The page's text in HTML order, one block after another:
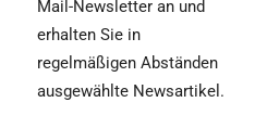
Mail-Newsletter an und
erhalten Sie in
regelmäßigen Abständen
ausgewählte Newsartikel.